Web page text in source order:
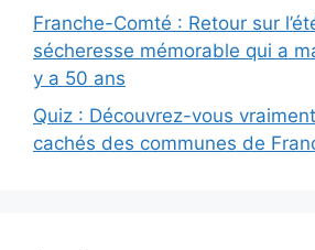
Franche-Comté : Retour sur
sécheresse mémorable qui a
y a 50 ans
Quiz : Découvrez-vous
cachés des communes de